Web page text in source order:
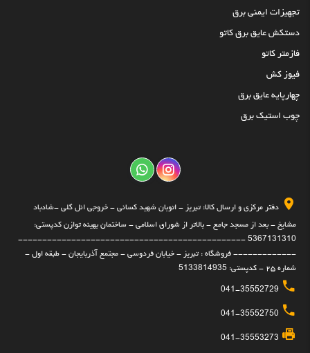
تجهیزات ایمنی برق
دستکش عایق برق کاتو
فازمتر کاتو
فیوز کش
چهارپایه عایق برق
چوب استیک برق
دفتر مرکزی و ارسال کالا: تبریز - اتوبان شهید کسائی - خروجی ائل گلی -شادباد
مشایخ - بعد از مسجد جامع - بالاتر از شورای اسلامی - ساختمان بهینه توازن کدپستی:
5367131310 -----------------------------------------------
------------- فروشگاه : تبریز - خیابان فردوسی - مجتمع آذربایجان - طبقه اول -
شماره ۲۵ - کدپستی: 5133814935
041-35552729
041-35552750
041-35553273